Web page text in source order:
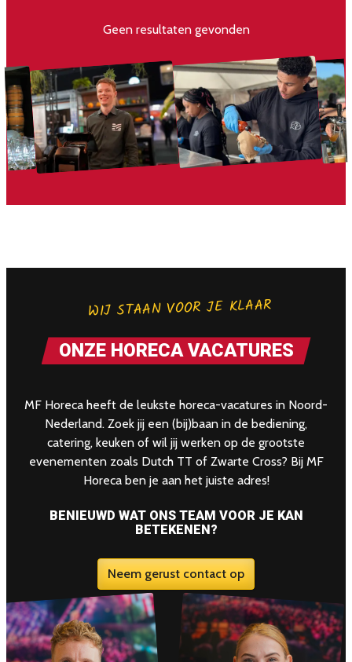
Geen resultaten gevonden
WIJ STAAN VOOR JE KLAAR
ONZE HORECA VACATURES
MF Horeca heeft de leukste horeca-vacatures in Noord-
Nederland. Zoek jij een (bij)baan in de bediening,
catering, keuken of wil jij werken op de grootste
evenementen zoals Dutch TT of Zwarte Cross? Bij MF
Horeca ben je aan het juiste adres!
BENIEUWD WAT ONS TEAM VOOR JE KAN
BETEKENEN?
Neem gerust contact op